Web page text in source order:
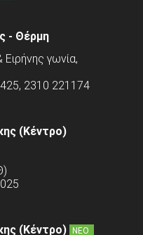
- Θέρμη
γωνία,
2310 221174
(Κέντρο)
(Κέντρο) ΝΕΟ